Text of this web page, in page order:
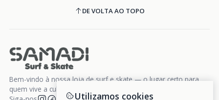
DE VOLTA AO TOPO
Bem-vindo à nossa loja de surf e skate — o lugar certo para
quem vive a cultura da liberdade sobre rodas e ondas.
Utilizamos cookies